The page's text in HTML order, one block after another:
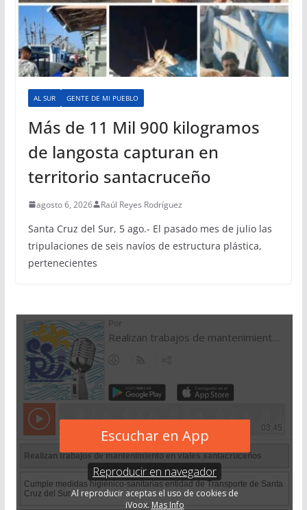
AL SUR GENTE DE MI PUEBLO
Más de 11 Mil 900 kilogramos
de langosta capturan en
territorio santacruceño
agosto 6, 2026 Raúl Reyes Rodríguez
Santa Cruz del Sur, 5 ago.- El pasado mes de julio las
tripulaciones de seis navíos de estructura plástica,
pertenecientes